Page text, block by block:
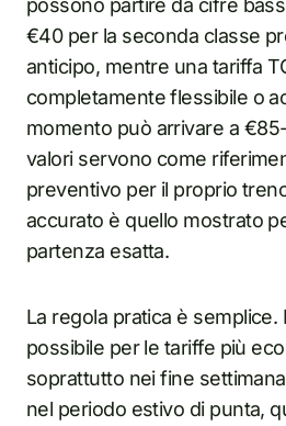
possono partire da cifre
€40 per la seconda classe
anticipo, mentre una tariffa
completamente flessibile o
momento può arrivare a
valori servono come
preventivo per il proprio
accurato è quello mostrato
partenza esatta.
La regola pratica è semplice.
possibile per le tariffe più
soprattutto nei fine
nel periodo estivo di punta,